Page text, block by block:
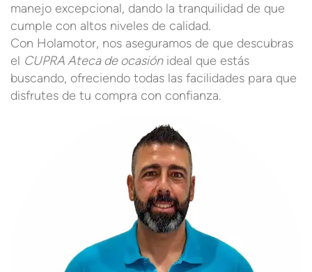
manejo excepcional, dando la tranquilidad de que
cumple con altos niveles de calidad.
Con Holamotor, nos aseguramos de que descubras
el CUPRA Ateca de ocasiónideal que estás
buscando, ofreciendo todas las facilidades para que
disfrutes de tu compra con confianza.